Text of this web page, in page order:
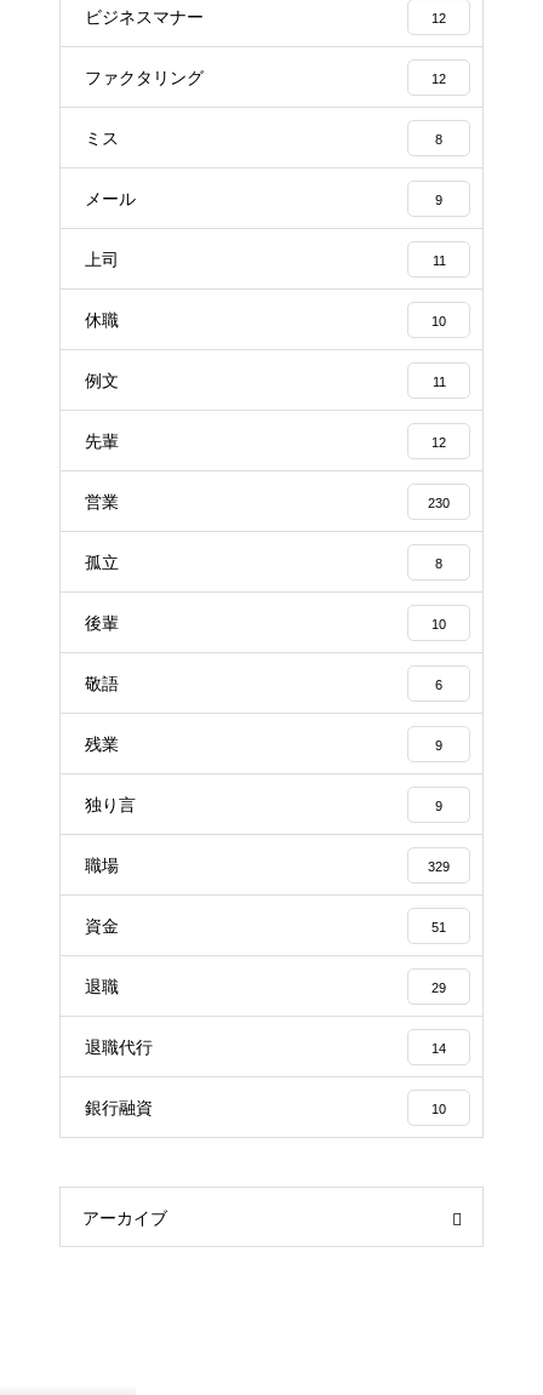
ビジネスマナー 12
ファクタリング 12
ミス 8
メール 9
上司 11
休職 10
例文 11
先輩 12
営業 230
孤立 8
後輩 10
敬語 6
残業 9
独り言 9
職場 329
資金 51
退職 29
退職代行 14
銀行融資 10
アーカイブ